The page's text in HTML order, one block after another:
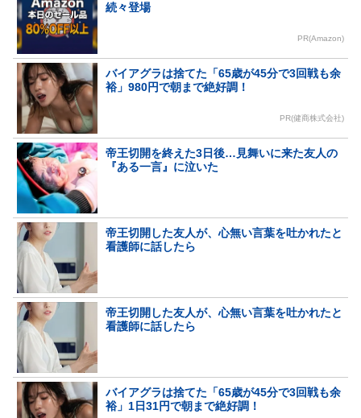
続々登場
PR(Amazon)
バイアグラは捨てた「65歳が45分で3回戦も余
裕」980円で朝まで絶好調！
PR(健商株式会社)
帝王切開を終えた3日後…見舞いに来た友人の
『ある一言』に泣いた
帝王切開した友人が、心無い言葉を吐かれたと
看護師に話したら
帝王切開した友人が、心無い言葉を吐かれたと
看護師に話したら
バイアグラは捨てた「65歳が45分で3回戦も余
裕」1日31円で朝まで絶好調！